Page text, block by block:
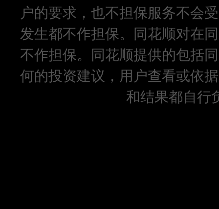
户的要求，也不担保服务不会
发生都不作担保。同花顺对在
不作担保。同花顺提供的包括
何的投资建议，用户查看或依
和结果都自行